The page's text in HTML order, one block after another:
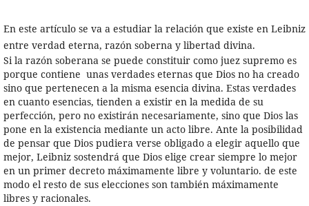
En este artículo se va a estudiar la relación que existe en Leibniz
entre verdad eterna, razón soberna y libertad divina.
Si la razón soberana se puede constituir como juez supremo es
porque contiene unas verdades eternas que Dios no ha creado
sino que pertenecen a la misma esencia divina. Estas verdades
en cuanto esencias, tienden a existir en la medida de su
perfección, pero no existirán necesariamente, sino que Dios las
pone en la existencia mediante un acto libre. Ante la posibilidad
de pensar que Dios pudiera verse obligado a elegir aquello que
mejor, Leibniz sostendrá que Dios elige crear siempre lo mejor
en un primer decreto máximamente libre y voluntario. de este
modo el resto de sus elecciones son también máximamente
libres y racionales.